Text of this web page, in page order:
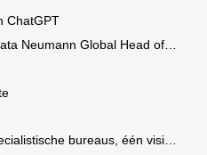
ChatGPT
Global Head of Production
bureaus, één visie op groei